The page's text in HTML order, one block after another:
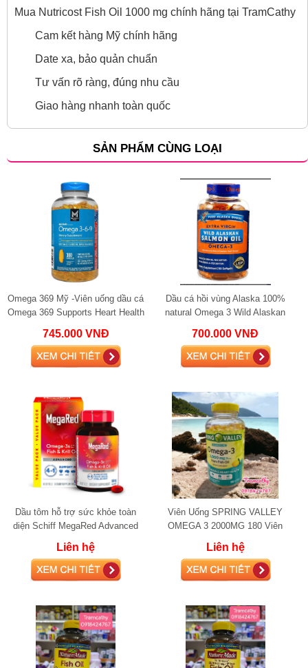
Mua Nutricost Fish Oil 1000 mg chính hãng tại TramCathy
Cam kết hàng Mỹ chính hãng
Date xa, bảo quản chuẩn
Tư vấn rõ ràng, đúng nhu cầu
Giao hàng nhanh toàn quốc
SẢN PHẨM CÙNG LOẠI
Omega 369 Mỹ -Viên uống dầu cá
Omega 369 Supports Heart Health
745.000 VNĐ
Dầu cá hồi vùng Alaska 100%
natural Omega 3 Wild Alaskan
700.000 VNĐ
Dầu tôm hỗ trợ sức khỏe toàn
diện Schiff MegaRed Advanced
4in1 Omega-3 Fish + Krill Oil
500mg
Liên hệ
Viên Uống SPRING VALLEY
OMEGA 3 2000MG 180 Viên
Liên hệ